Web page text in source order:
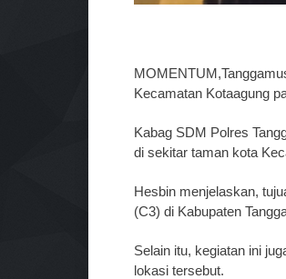
Kecamatan Kotaagung
Kabag SDM Polres
di sekitar taman kota
Hesbin menjelaskan,
(C3) di Kabupaten
Selain itu, kegiatan ini
lokasi tersebut.